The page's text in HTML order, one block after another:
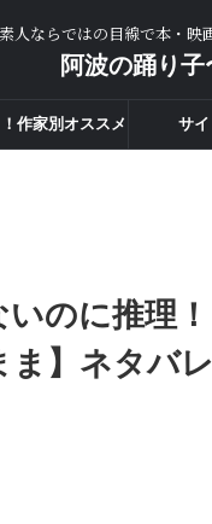
素人ならではの目線で本・映
阿波の踊り
作家別オススメ サ
のに推理
】ネタバ